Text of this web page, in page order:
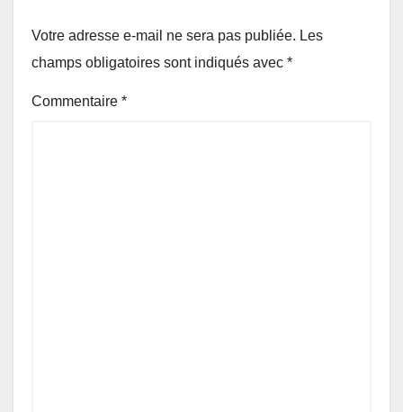
Votre adresse e-mail ne sera pas publiée. Les
champs obligatoires sont indiqués avec *
Commentaire *